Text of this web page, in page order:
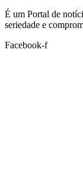
É um Portal de
seriedade e
Facebook-f